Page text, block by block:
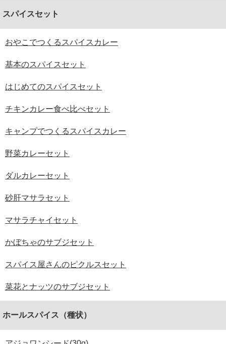
スパイスセット
おやこでつくるスパイスカレー
基本のスパイスセット
はじめてのスパイスセット
チキンカレー食べ比べセット
キャンプでつくるスパイスカレー
野菜カレーセット
ダルカレーセット
砂肝マサラセット
マサラチャイセット
かぼちゃのサブジセット
スパイス屋さんのピクルスセット
菜花とナッツのサブジセット
ホールスパイス（種状）